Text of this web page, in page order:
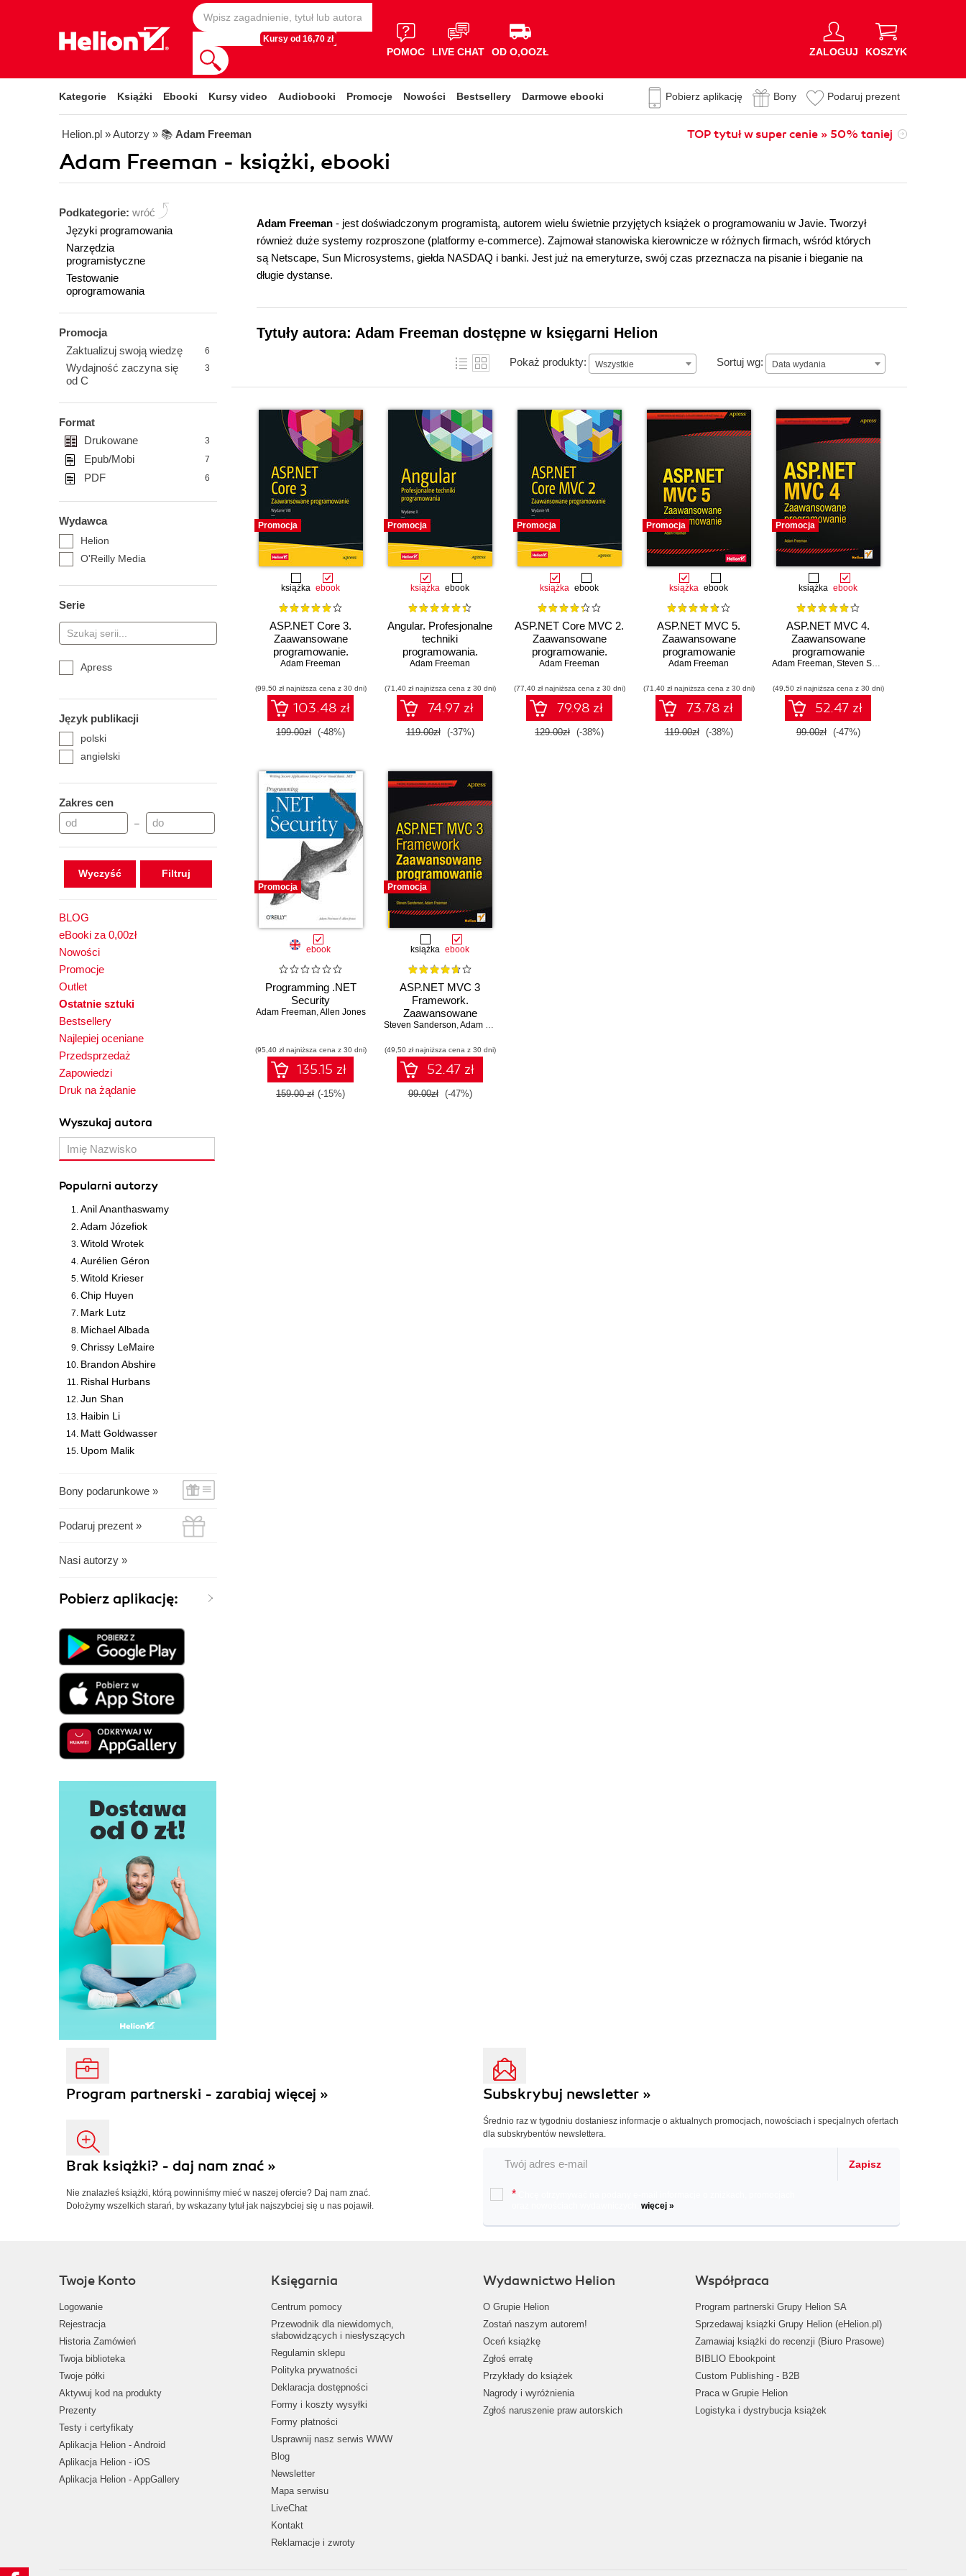
Kursy od 16,70 zł
POMOC LIVE CHAT OD O,OOZŁ ZALOGUJ KOSZYK
Kategorie Książki Ebooki Kursy video Audiobooki Promocje Nowości Bestsellery Darmowe ebooki Pobierz aplikację Bony Podaruj prezent
Helion.pl » Autorzy » 📚 Adam Freeman TOP tytuł w super cenie » 50% taniej
Adam Freeman - książki, ebooki
Podkategorie: wróć
Języki programowania
Narzędzia
programistyczne
Testowanie
oprogramowania
Promocja
Zaktualizuj swoją wiedzę
6
Wydajność zaczyna się
od C
3
Format
Drukowane
3
Epub/Mobi 7
PDF 6
Wydawca
Helion
O'Reilly Media
Serie
Apress
Język publikacji
polski
angielski
Zakres cen
–
Wyczyść
BLOG
eBooki za 0,00zł
Nowości
Promocje
Outlet
Ostatnie sztuki
Bestsellery
Najlepiej oceniane
Przedsprzedaż
Zapowiedzi
Druk na żądanie
Wyszukaj autora
Popularni autorzy
Anil Ananthaswamy
Adam Józefiok
Witold Wrotek
Aurélien Géron
Witold Krieser
Chip Huyen
Mark Lutz
Michael Albada
Chrissy LeMaire
Brandon Abshire
Rishal Hurbans
Jun Shan
Haibin Li
Matt Goldwasser
Upom Malik
Bony podarunkowe »
Podaruj prezent »
Nasi autorzy »
Pobierz aplikację:
Adam Freeman - jest doświadczonym programistą, autorem wielu świetnie przyjętych książek o programowaniu w Javie. Tworzył
również duże systemy rozproszone (platformy e-commerce). Zajmował stanowiska kierownicze w różnych firmach, wśród których
są Netscape, Sun Microsystems, giełda NASDAQ i banki. Jest już na emeryturze, swój czas przeznacza na pisanie i bieganie na
długie dystanse.
Tytuły autora: Adam Freeman dostępne w księgarni Helion
Pokaż produkty: Wszystkie Sortuj wg: Data wydania
Data wydania
Promocja
książka ebook
ASP.NET Core 3.
Zaawansowane
programowanie.
Wydanie VIII
Adam Freeman
(99,50 zł najniższa cena z 30 dni)
103.48 zł
199.00zł (-48%)
Promocja
książka ebook
Angular. Profesjonalne
techniki
programowania.
Wydanie II
Adam Freeman
(71,40 zł najniższa cena z 30 dni)
74.97 zł
119.00zł (-37%)
Promocja
książka ebook
ASP.NET Core MVC 2.
Zaawansowane
programowanie.
Wydanie VII
Adam Freeman
(77,40 zł najniższa cena z 30 dni)
79.98 zł
129.00zł (-38%)
Promocja
książka ebook
ASP.NET MVC 5.
Zaawansowane
programowanie
Adam Freeman
(71,40 zł najniższa cena z 30 dni)
73.78 zł
119.00zł (-38%)
Promocja
książka ebook
ASP.NET MVC 4.
Zaawansowane
programowanie
Adam Freeman, Steven Sanderson
(49,50 zł najniższa cena z 30 dni)
52.47 zł
99.00zł (-47%)
Promocja
ebook
Programming .NET
Security
Adam Freeman,Allen Jones
(95,40 zł najniższa cena z 30 dni)
135.15 zł
159.00 zł (-15%)
Promocja
książka ebook
ASP.NET MVC 3
Framework.
Zaawansowane
programowanie
Steven Sanderson,Adam Freeman
(49,50 zł najniższa cena z 30 dni)
52.47 zł
99.00zł (-47%)
Program partnerski - zarabiaj więcej »
Brak książki? - daj nam znać »
Nie znalazłeś książki, którą powinniśmy mieć w naszej ofercie? Daj nam znać.
Dołożymy wszelkich starań, by wskazany tytuł jak najszybciej się u nas pojawił.
Subskrybuj newsletter »
Średnio raz w tygodniu dostaniesz informacje o aktualnych promocjach, nowościach i specjalnych ofertach
dla subskrybentów newslettera.
Zapisz
*
więcej »
Twoje Konto
Logowanie
Rejestracja
Historia Zamówień
Twoja biblioteka
Twoje półki
Aktywuj kod na produkty
Prezenty
Testy i certyfikaty
Aplikacja Helion - Android
Aplikacja Helion - iOS
Aplikacja Helion - AppGallery
Księgarnia
Centrum pomocy
Przewodnik dla niewidomych,
słabowidzących i niesłyszących
Regulamin sklepu
Polityka prywatności
Deklaracja dostępności
Formy i koszty wysyłki
Formy płatności
Usprawnij nasz serwis WWW
Blog
Newsletter
Mapa serwisu
LiveChat
Kontakt
Reklamacje i zwroty
Wydawnictwo Helion
O Grupie Helion
Zostań naszym autorem!
Oceń książkę
Zgłoś erratę
Przykłady do książek
Nagrody i wyróżnienia
Zgłoś naruszenie praw autorskich
Współpraca
Program partnerski Grupy Helion SA
Sprzedawaj książki Grupy Helion (eHelion.pl)
Zamawiaj książki do recenzji (Biuro Prasowe)
BIBLIO Ebookpoint
Custom Publishing - B2B
Praca w Grupie Helion
Logistyka i dystrybucja książek